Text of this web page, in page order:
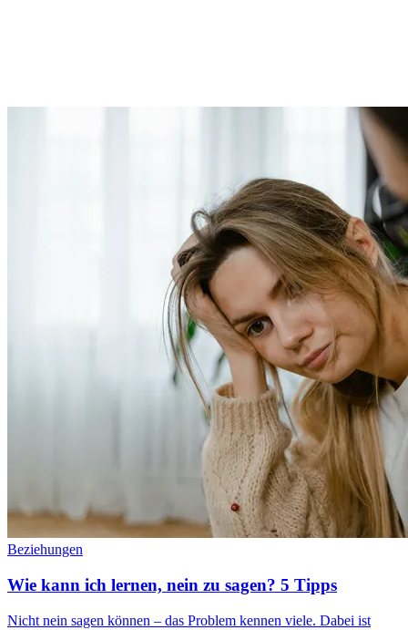
Beziehungen
Wie kann ich lernen, nein zu sagen? 5 Tipps
Nicht nein sagen können – das Problem kennen viele. Dabei ist